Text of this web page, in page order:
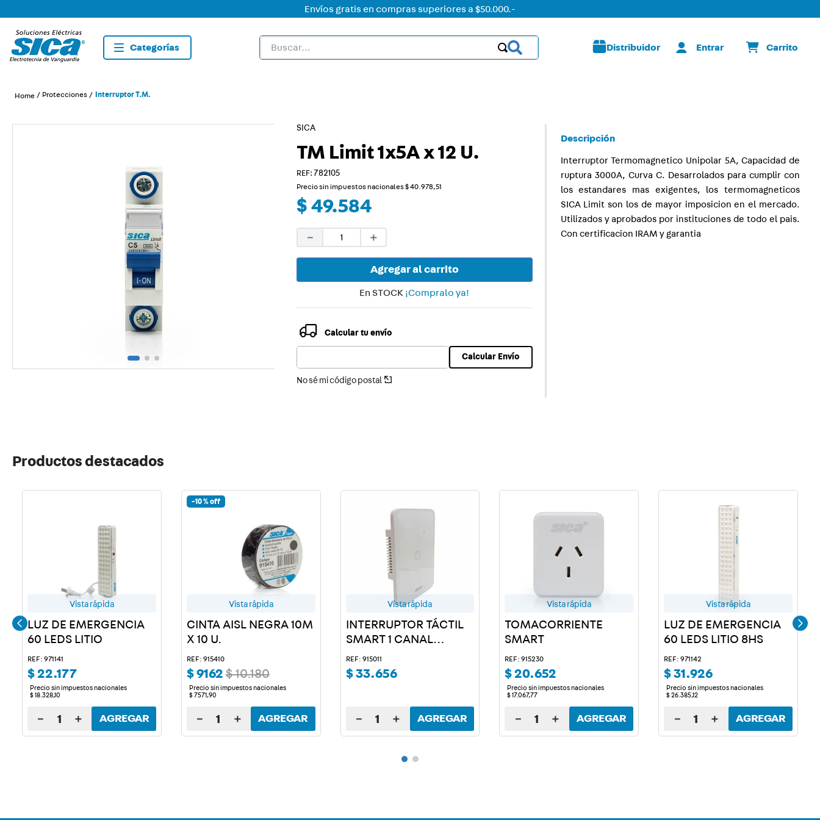
Envíos gratis en compras superiores a $50.000.-
Buscar...
Distribuidor
Protecciones Interruptor T.M.
SICA
TM Limit 1x5A x 12 U.
: 782105
Precio sin impuestos nacionales$40. 978,51
$ 49.584
＋
－
Agregar al carrito
En STOCK ¡Compralo ya!
Calcular tu envío
No sé mi código postal
Calcular Envío
Descripción
Interruptor Termomagnetico Unipolar 5A, Capacidad de
ruptura 3000A, Curva C. Desarrolados para cumplir con
los estandares mas exigentes, los termomagneticos
SICA Limit son los de mayor imposicion en el mercado.
Utilizados y aprobados por instituciones de todo el pais.
Con certificacion IRAM y garantia
Productos destacados
Vista rápida
LUZ DE EMERGENCIA
60 LEDS LITIO
REF: 971141
$22.177
Precio sin impuestos nacionales
$18. 328,10
＋
－ AGREGAR
-10 %
Vista rápida
CINTA AISL NEGRA 10M
X 10 U.
REF: 915410
$9162 $10.180
Precio sin impuestos nacionales
$ 7571,90
＋
－ AGREGAR
Vista rápida
INTERRUPTOR TÁCTIL
SMART 1 CANAL
BLANCO
REF: 915011
$33.656
＋
－ AGREGAR
Vista rápida
TOMACORRIENTE
SMART
REF: 915230
$20.652
Precio sin impuestos nacionales
$ 17.067,77
＋
－ AGREGAR
Vista rápida
LUZ DE EMERGENCIA
60 LEDS LITIO 8HS
REF: 971142
$31.926
Precio sin impuestos nacionales
$26 .385,12
＋
－ AGREGAR